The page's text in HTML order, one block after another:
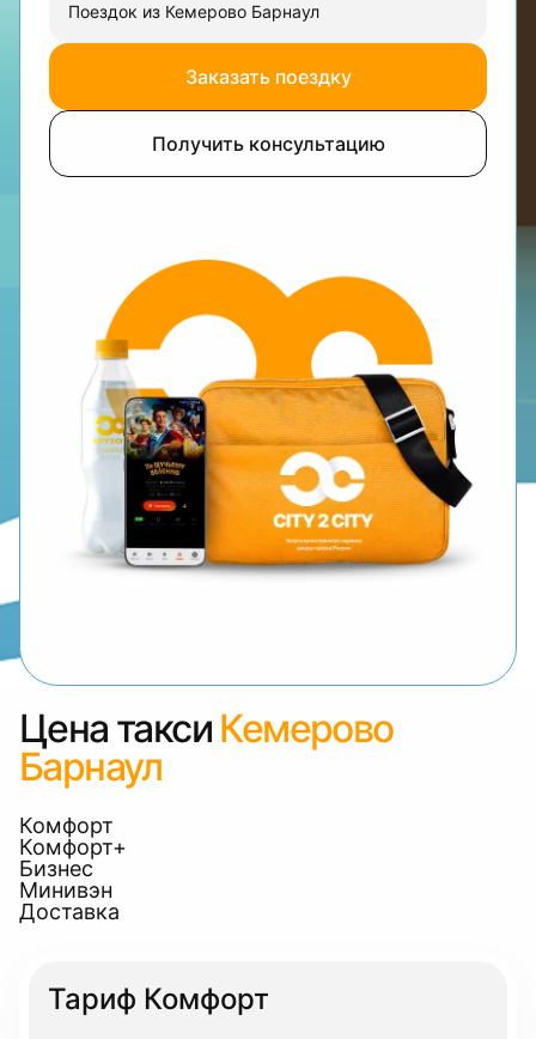
Поездок из Кемерово Барнаул
Заказать поездку
Получить консультацию
Цена такси Кемерово
Барнаул
Комфорт
Комфорт+
Бизнес
Минивэн
Доставка
Тариф Комфорт